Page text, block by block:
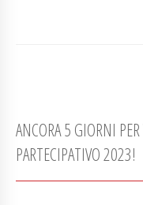
ANCORA 5 GIORNI
PARTECIPATIVO 2023!